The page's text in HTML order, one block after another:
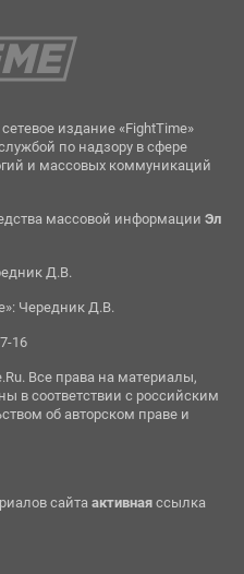
издание «FightTime»
по надзору в сфере
и массовых коммуникаций
массовой информации Эл
Д.В.
Чередник Д.В.
16
Все права на материалы,
в соответствии с российским
об авторском праве и
сайтаактивнаяссылка